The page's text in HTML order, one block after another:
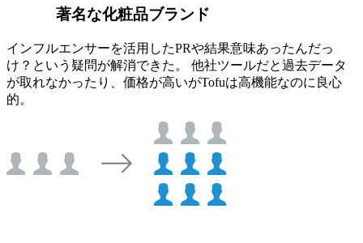
著名な化粧品ブランド
インフルエンサーを活用したPRや結果意味あったんだっ
け？という疑問が解消できた。 他社ツールだと過去データ
が取れなかったり、価格が高いがTofuは高機能なのに良心
的。